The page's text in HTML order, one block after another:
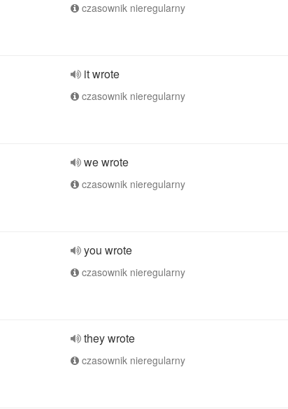
czasownik nieregularny
it wrote
czasownik nieregularny
we wrote
czasownik nieregularny
you wrote
czasownik nieregularny
they wrote
czasownik nieregularny